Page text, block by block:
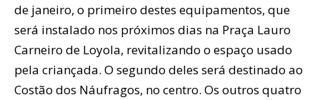
de janeiro, o primeiro destes equipamentos, que
será instalado nos próximos dias na Praça Lauro
Carneiro de Loyola, revitalizando o espaço usado
pela criançada. O segundo deles será destinado ao
Costão dos Náufragos, no centro. Os outros quatro